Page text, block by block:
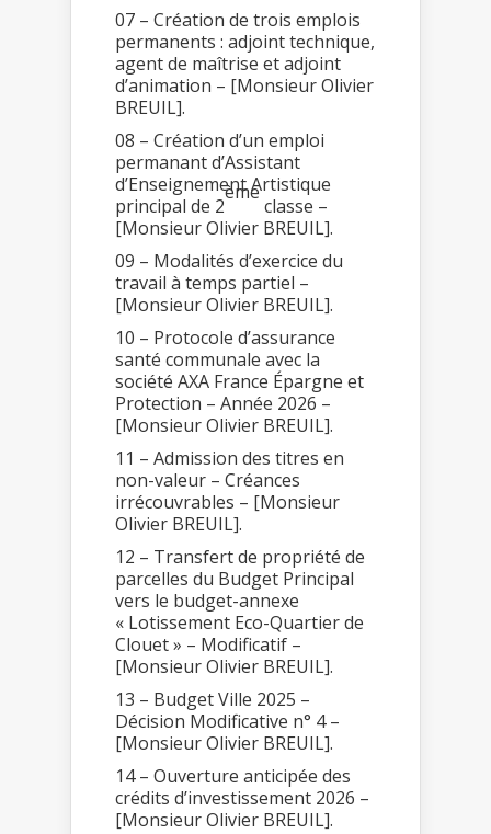
07 – Création de trois emplois
permanents : adjoint technique,
agent de maîtrise et adjoint
d’animation – [Monsieur Olivier
BREUIL].
08 – Création d’un emploi
permanant d’Assistant
d’Enseignement Artistique
principal de 2
ème
classe –
[Monsieur Olivier BREUIL].
09 – Modalités d’exercice du
travail à temps partiel –
[Monsieur Olivier BREUIL].
10 – Protocole d’assurance
santé communale avec la
société AXA France Épargne et
Protection – Année 2026 –
[Monsieur Olivier BREUIL].
11 – Admission des titres en
non-valeur – Créances
irrécouvrables – [Monsieur
Olivier BREUIL].
12 – Transfert de propriété de
parcelles du Budget Principal
vers le budget-annexe
« Lotissement Eco-Quartier de
Clouet » – Modificatif –
[Monsieur Olivier BREUIL].
13 – Budget Ville 2025 –
Décision Modificative n° 4 –
[Monsieur Olivier BREUIL].
14 – Ouverture anticipée des
crédits d’investissement 2026 –
[Monsieur Olivier BREUIL].